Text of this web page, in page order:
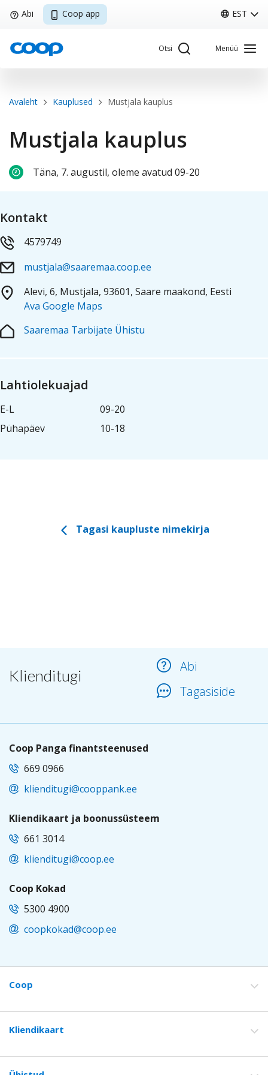
edasi
juurde
Abi Coop äpp EST
Otsi Menüü
Sisene Kliendiportaali
Coop Minu Coop
EST
Kauplused
Kokad
Breadcrumb
Avaleht Kauplused Mustjala kauplus
Mustjala kauplus
Täna, 7. augustil, oleme avatud 09-20
Kontakt
4579749
mustjala@saaremaa.coop.ee
Alevi, 6, Mustjala, 93601, Saare maakond, Eesti
Ava Google Maps
Saaremaa Tarbijate Ühistu
Lahtiolekuajad
E-L
09-20
Pühapäev
10-18
Tagasi kaupluste nimekirja
Klienditugi
Abi
Tagasiside
Coop Panga finantsteenused
669 0966
klienditugi@cooppank.ee
Kliendikaart ja boonussüsteem
661 3014
klienditugi@coop.ee
Coop Kokad
5300 4900
coopkokad@coop.ee
EST
Footer
Coop
Kliendikaart